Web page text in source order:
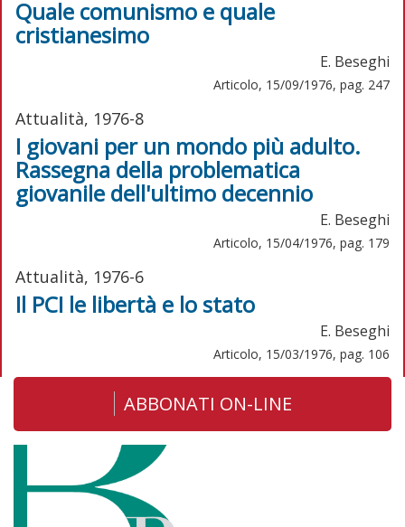
Quale comunismo e quale
cristianesimo
E. Beseghi
Articolo, 15/09/1976, pag. 247
Attualità, 1976-8
I giovani per un mondo più adulto.
Rassegna della problematica
giovanile dell'ultimo decennio
E. Beseghi
Articolo, 15/04/1976, pag. 179
Attualità, 1976-6
Il PCI le libertà e lo stato
E. Beseghi
Articolo, 15/03/1976, pag. 106
ABBONATI ON-LINE